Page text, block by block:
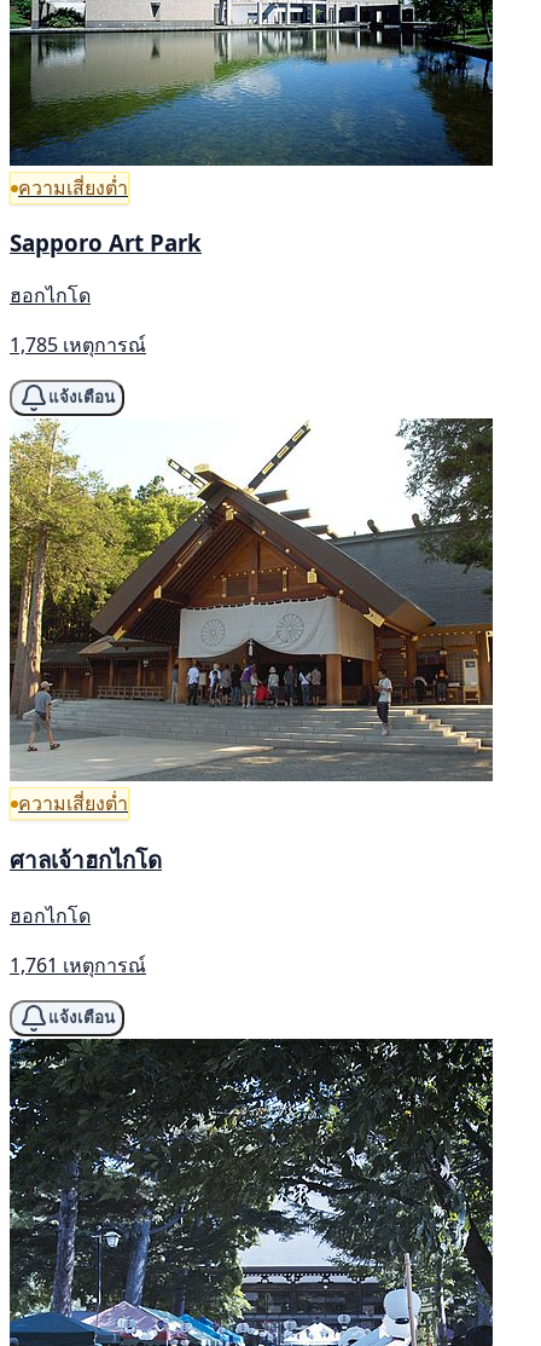
ความเสี่ยงต่ำ
Sapporo Art Park
ฮอกไกโด
1,785 เหตุการณ์
แจ้งเตือน
ความเสี่ยงต่ำ
ศาลเจ้าฮกไกโด
ฮอกไกโด
1,761 เหตุการณ์
แจ้งเตือน